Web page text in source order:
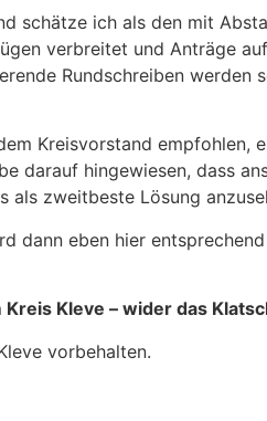
ich als den mit
verbreitet und Anträge
Rundschreiben
Kreisvorstand
hingewiesen, dass
als zweitbeste Lösung
dann eben hier
Kreis Kleve – wider das
vorbehalten.